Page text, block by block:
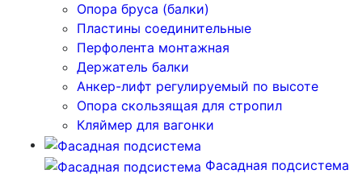
Опора бруса (балки)
Пластины соединительные
Перфолента монтажная
Держатель балки
Анкер-лифт регулируемый по высоте
Опора скользящая для стропил
Кляймер для вагонки
Фасадная подсистема